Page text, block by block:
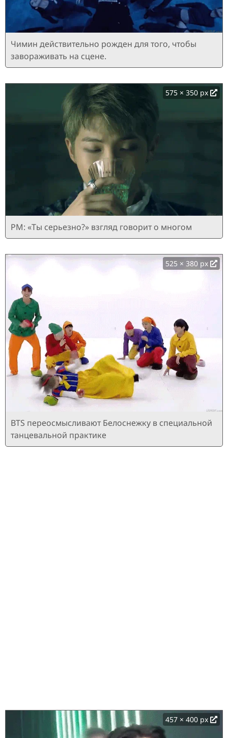
Чимин действительно рожден для того, чтобы
завораживать на сцене.
575 × 350 px
РМ: «Ты серьезно?» взгляд говорит о многом
525 × 380 px
BTS переосмысливают Белоснежку в специальной
танцевальной практике
457 × 400 px